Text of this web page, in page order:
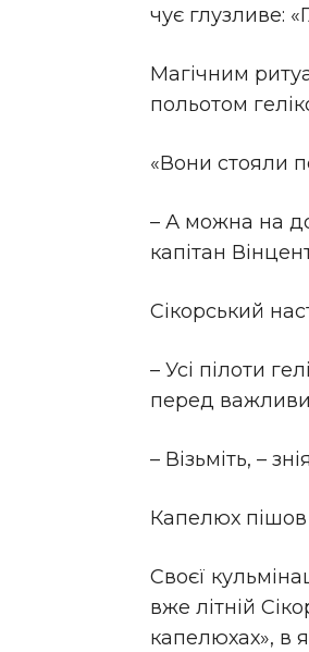
чує глузливе:
Магічним
польотом
«Вони стояли
– А можна на
капітан
Сікорський
– Усі пілоти
перед
– Візьміть, –
Капелюх пішов
Своєї
вже літній
капелюхах», в